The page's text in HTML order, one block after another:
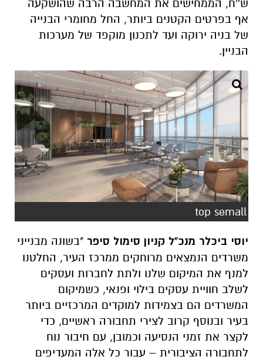
ש''ח, הממחישים את המחשבה הרבה שהושקעה
אף בפרטים הקטנים ביותר, החל מחומרי הבנייה
של בניה ירוקה ועד לתכנון מוקפד של מערכות
הבניין.
top semall
יוסי ביכלר מנכ"ל קניון סימול סיפר "בשונה מבנייני
משרדים הנמצאים מרוחקים ממרכז העיר, החלטנו
למנף את המיקום שלנו ולתת לחברות ועסקים
לשלב חוויית עסקים בילוי ופנאי, כשמיקום
המשרדים הם בצמידות למוקדים המרכזיים ביותר
בעיר ובנוסף קרוב לצירי תחבורה ראשיים, כדי
לקצר את זמני הנסיעה וכמובן, עם חיבור נוח
לתחבורה הציבורית – עבור כל אלה המעדיפים